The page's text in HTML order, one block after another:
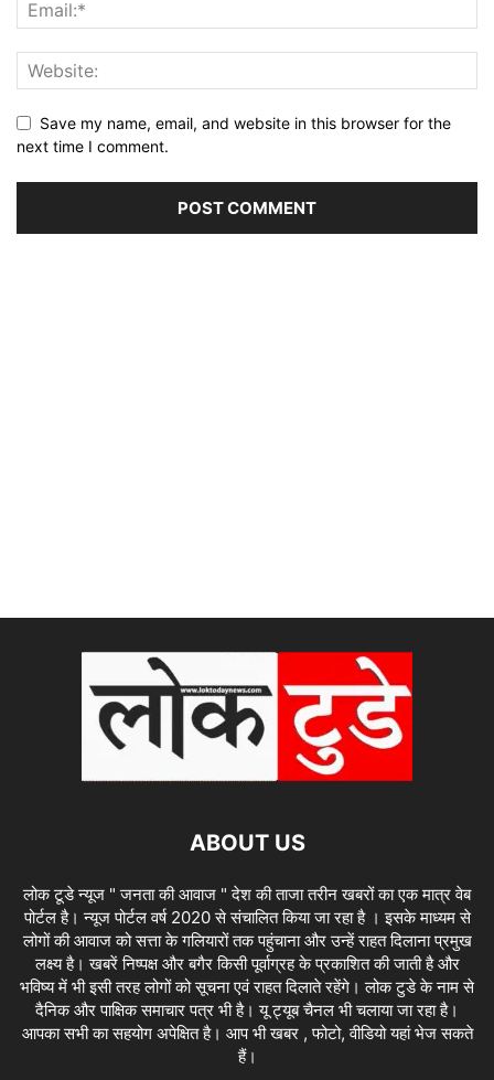
Save my name, email, and website in this browser for the
next time I comment.
ABOUT US
लोक टूडे न्यूज " जनता की आवाज " देश की ताजा तरीन खबरों का एक मात्र वेब
पोर्टल है। न्यूज पोर्टल वर्ष 2020 से संचालित किया जा रहा है । इसके माध्यम से
लोगों की आवाज को सत्ता के गलियारों तक पहुंचाना और उन्हें राहत दिलाना प्रमुख
लक्ष्य है। खबरें निष्पक्ष और बगैर किसी पूर्वाग्रह के प्रकाशित की जाती है और
भविष्य में भी इसी तरह लोगों को सूचना एवं राहत दिलाते रहेंगे। लोक टुडे के नाम से
दैनिक और पाक्षिक समाचार पत्र भी है। यू ट्यूब चैनल भी चलाया जा रहा है।
आपका सभी का सहयोग अपेक्षित है। आप भी खबर , फोटो, वीडियो यहां भेज सकते
हैं।